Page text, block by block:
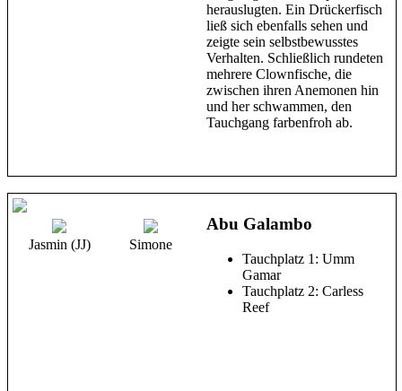
herauslugten. Ein Drückerfisch
ließ sich ebenfalls sehen und
zeigte sein selbstbewusstes
Verhalten. Schließlich rundeten
mehrere Clownfische, die
zwischen ihren Anemonen hin
und her schwammen, den
Tauchgang farbenfroh ab.
Jasmin (JJ) Simone
Abu Galambo
Tauchplatz 1: Umm
Gamar
Tauchplatz 2: Carless
Reef